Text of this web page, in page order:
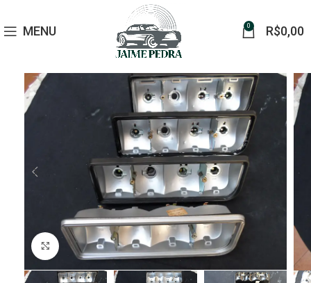
MENU 0 R$0,00
Click to enlarge